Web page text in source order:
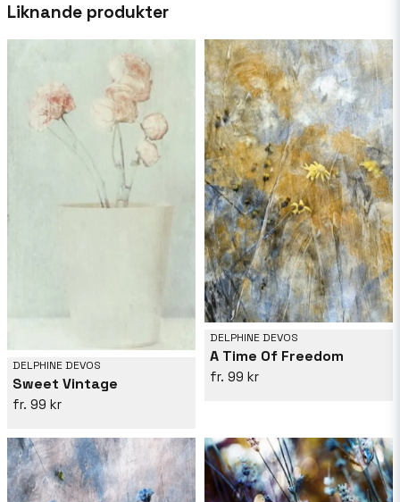
Liknande produkter
DELPHINE DEVOS
Sweet Vintage
99 kr
DELPHINE DEVOS
A Time Of Freedom
99 kr